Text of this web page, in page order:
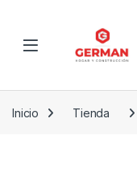
Inicio Tienda